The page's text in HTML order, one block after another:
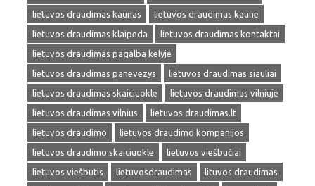
lietuvos draudimas kaunas
lietuvos draudimas kaune
lietuvos draudimas klaipeda
lietuvos draudimas kontaktai
lietuvos draudimas pagalba kelyje
lietuvos draudimas panevezys
lietuvos draudimas siauliai
lietuvos draudimas skaiciuokle
lietuvos draudimas vilniuje
lietuvos draudimas vilnius
lietuvos draudimas.lt
lietuvos draudimo
lietuvos draudimo kompanijos
lietuvos draudimo skaiciuokle
lietuvos viešbučiai
lietuvos viešbutis
lietuvosdraudimas
lituvos draudimas